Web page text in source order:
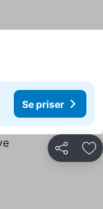
Se priser
Dela